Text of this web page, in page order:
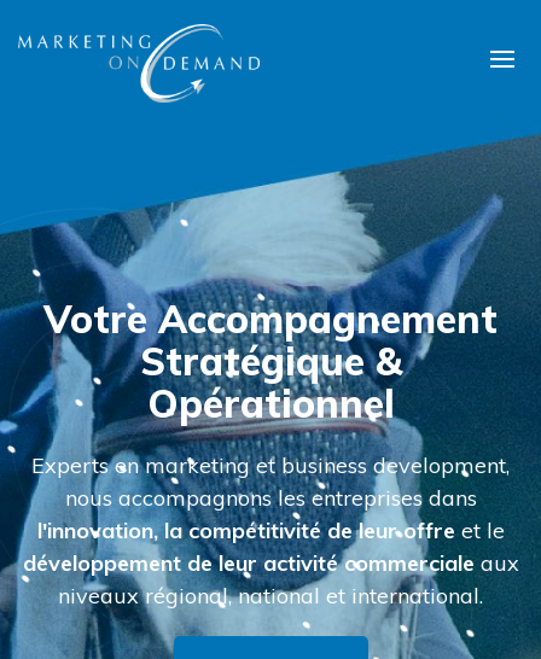
Votre Accompagnement
Stratégique &
Opérationnel
Experts en marketing et business development,
nous accompagnons les entreprises dans
l'innovation, la compétitivité de leur offre et le
développement de leur activité commerciale aux
niveaux régional, national et international.